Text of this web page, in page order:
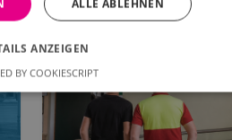
ALLE ABLEHNEN
ANZEIGEN
BY COOKIESCRIPT